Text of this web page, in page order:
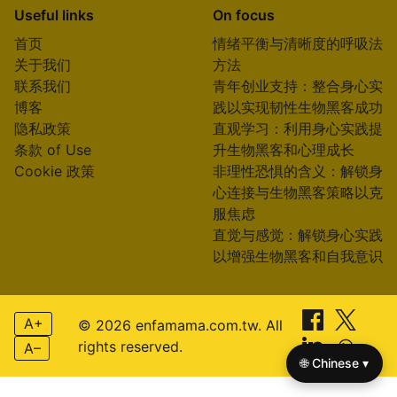
Useful links
首页
关于我们
联系我们
博客
隐私政策
条款 of Use
Cookie 政策
On focus
情绪平衡与清晰度的呼吸法
方法
青年创业支持：整合身心实
践以实现韧性生物黑客成功
直观学习：利用身心实践提
升生物黑客和心理成长
非理性恐惧的含义：解锁身
心连接与生物黑客策略以克
服焦虑
直觉与感觉：解锁身心实践
以增强生物黑客和自我意识
A+
A–
© 2026 enfamama.com.tw. All
rights reserved.
🌐 Chinese ▾